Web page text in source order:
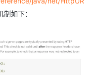
如下：